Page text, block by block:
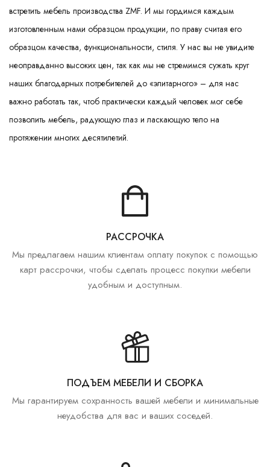
встретить мебель производства ZMF. И мы гордимся каждым
изготовленным нами образцом продукции, по праву считая его
образцом качества, функциональности, стиля. У нас вы не увидите
неоправданно высоких цен, так как мы не стремимся сужать круг
наших благодарных потребителей до «элитарного» – для нас
важно работать так, чтоб практически каждый человек мог себе
позволить мебель, радующую глаз и ласкающую тело на
протяжении многих десятилетий.
РАССРОЧКА
Мы предлагаем нашим клиентам оплату покупок с помощью
карт рассрочки, чтобы сделать процесс покупки мебели
удобным и доступным.
ПОДЪЕМ МЕБЕЛИ И СБОРКА
Мы гарантируем сохранность вашей мебели и минимальные
неудобства для вас и ваших соседей.